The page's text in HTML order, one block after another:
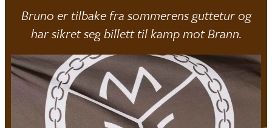
Bruno er tilbake fra sommerens guttetur og
har sikret seg billett til kamp mot Brann.